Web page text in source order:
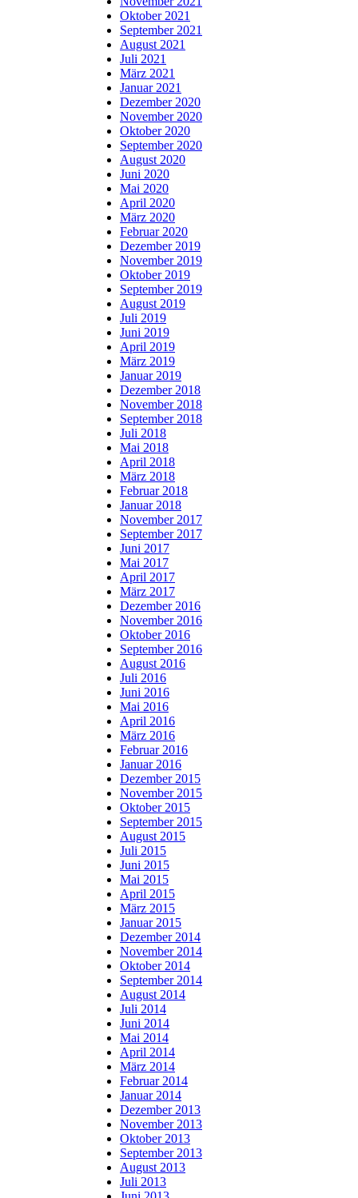
Oktober 2021
September 2021
August 2021
Juli 2021
März 2021
Januar 2021
Dezember 2020
November 2020
Oktober 2020
September 2020
August 2020
Juni 2020
Mai 2020
April 2020
März 2020
Februar 2020
Dezember 2019
November 2019
Oktober 2019
September 2019
August 2019
Juli 2019
Juni 2019
April 2019
März 2019
Januar 2019
Dezember 2018
November 2018
September 2018
Juli 2018
Mai 2018
April 2018
März 2018
Februar 2018
Januar 2018
November 2017
September 2017
Juni 2017
Mai 2017
April 2017
März 2017
Dezember 2016
November 2016
Oktober 2016
September 2016
August 2016
Juli 2016
Juni 2016
Mai 2016
April 2016
März 2016
Februar 2016
Januar 2016
Dezember 2015
November 2015
Oktober 2015
September 2015
August 2015
Juli 2015
Juni 2015
Mai 2015
April 2015
März 2015
Januar 2015
Dezember 2014
November 2014
Oktober 2014
September 2014
August 2014
Juli 2014
Juni 2014
Mai 2014
April 2014
März 2014
Februar 2014
Januar 2014
Dezember 2013
November 2013
Oktober 2013
September 2013
August 2013
Juli 2013